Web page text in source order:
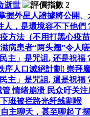
逝世
握外星人證據將公開、
人，是環境容不下他們
方法（不用打黑心疫
病患者“两头翘”令人
主」是咒诅, 还是祝福
序人口滅絕計劃! 崇拜
主」是咒詛, 還是祝福
情绪崩溃 民众吁关注
班被拦路光纤线割喉
主聊天，甚至聊起了